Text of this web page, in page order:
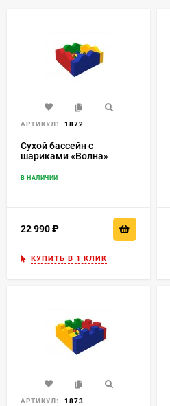
АРТИКУЛ: 1872
Сухой бассейн с
шариками «Волна»
В НАЛИЧИИ
22 990
КУПИТЬ В 1 КЛИК
АРТИКУЛ: 1873